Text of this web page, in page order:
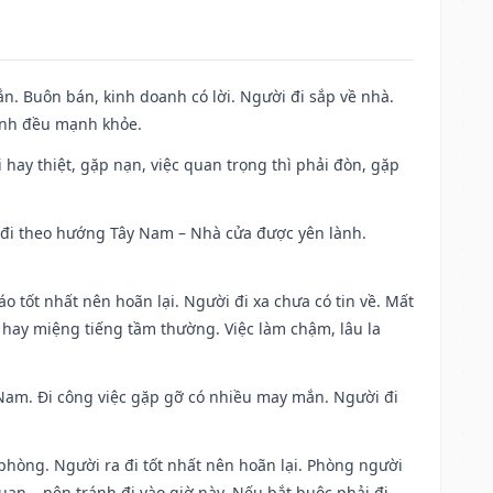
Buôn bán, kinh doanh có lời. Người đi sắp về nhà.
đều mạnh khỏe.
thiệt, gặp nạn, việc quan trọng thì phải đòn, gặp
theo hướng Tây Nam – Nhà cửa được yên lành.
tốt nhất nên hoãn lại. Người đi xa chưa có tin về. Mất
miệng tiếng tầm thường. Việc làm chậm, lâu la
Đi công việc gặp gỡ có nhiều may mắn. Người đi
Người ra đi tốt nhất nên hoãn lại. Phòng người